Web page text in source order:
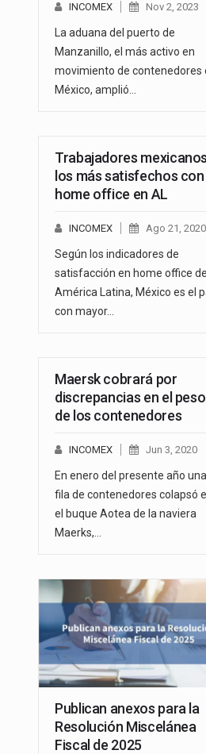
INCOMEX Nov 2, 2023
La aduana del puerto de
Manzanillo, el más activo en
movimiento de contenedores
México, amplió…
Trabajadores
los más satisfechos con
home office en AL
INCOMEX Ago 21, 2020
Según los indicadores de
satisfacción en home office de
América Latina, México es el
con mayor…
Maersk cobrará por
discrepancias en el peso
de los contenedores
INCOMEX Jun 3, 2020
En enero del presente año una
fila de contenedores colapsó
el buque Aotea de la naviera
Maerks,…
Publican anexos para la
Resolución Miscelánea
Fiscal de 2025